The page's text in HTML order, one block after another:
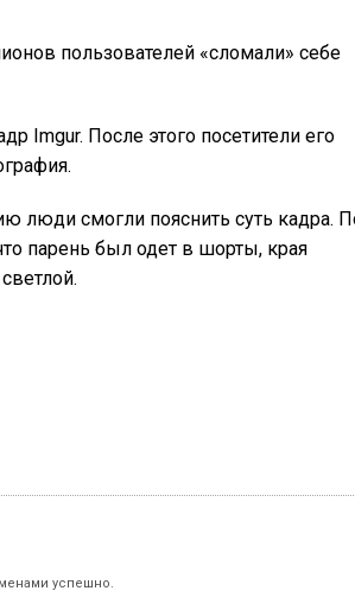
пользователей «сломали» себе
Imgur. После этого посетители его
люди смогли пояснить суть кадра.
парень был одет в шорты, края
успешно.